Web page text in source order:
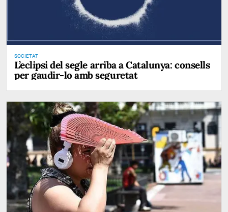
SOCIETAT
L’eclipsi del segle arriba a Catalunya: consells
per gaudir-lo amb seguretat